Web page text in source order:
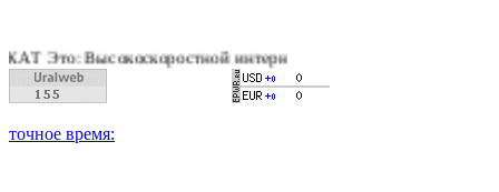
Высокоскоростной интернет, качественное цифровое и